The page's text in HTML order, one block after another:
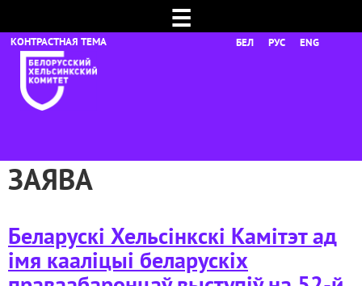
☰
БЕЛ РУС ENG
ЗАЯВА
Беларускі Хельсінкскі Камітэт ад
імя кааліцыі беларускіх